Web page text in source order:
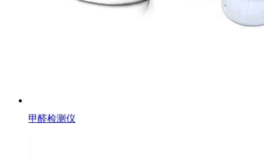
甲醛检测仪